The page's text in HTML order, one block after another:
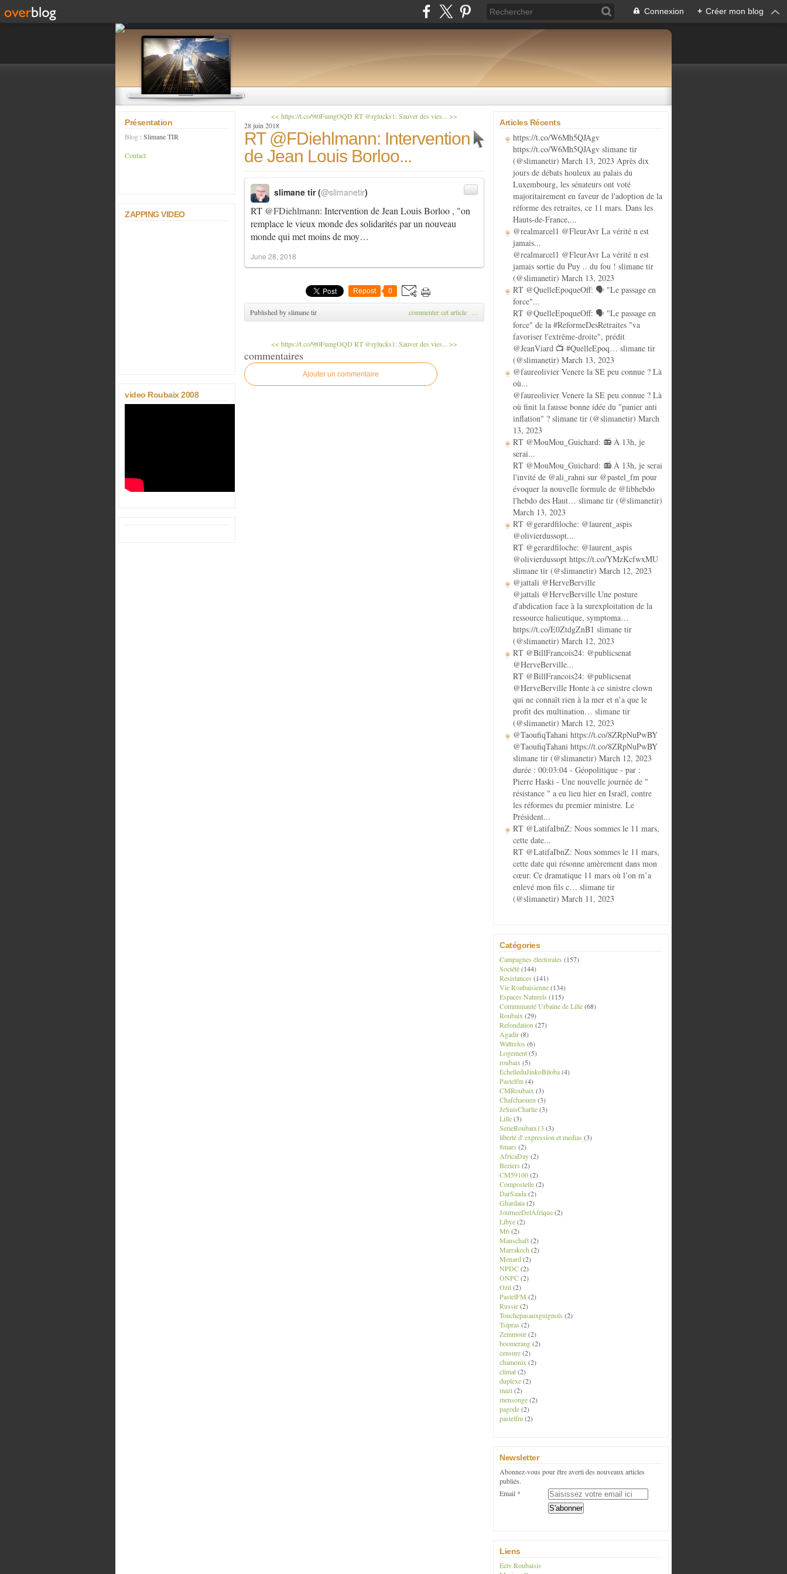
Connexion + Créer mon blog
Présentation
Blog : Slimane TIR
Contact
ZAPPING VIDEO
video Roubaix 2008
<< https://t.co/9t0FumgOQD RT @rglucks1: Sauver des vies... >>
28 juin 2018
RT @FDiehlmann: Intervention
de Jean Louis Borloo...
RT @FDiehlmann: Intervention de Jean Louis Borloo , "on
remplace le vieux monde des solidarités par un nouveau
monde qui met moins de moy…
slimane tir (@slimanetir)
June 28, 2018
Repost 0
Published by slimane tir commenter cet article …
<< https://t.co/9t0FumgOQD RT @rglucks1: Sauver des vies... >>
commentaires
Ajouter un commentaire
Articles Récents
https://t.co/W6Mh5QJAgv
https://t.co/W6Mh5QJAgv slimane tir
(@slimanetir) March 13, 2023 Après dix
jours de débats houleux au palais du
Luxembourg, les sénateurs ont voté
majoritairement en faveur de l'adoption de la
réforme des retraites, ce 11 mars. Dans les
Hauts-de-France,...
@realmarcel1 @FleurAvr La vérité n est
jamais...
@realmarcel1 @FleurAvr La vérité n est
jamais sortie du Puy .. du fou ! slimane tir
(@slimanetir) March 13, 2023
RT @QuelleEpoqueOff: 🗣️ "Le passage en
force"...
RT @QuelleEpoqueOff: 🗣️ "Le passage en
force" de la #ReformeDesRetraites "va
favoriser l'extrême-droite", prédit
@JeanViard 📺 #QuelleEpoq… slimane tir
(@slimanetir) March 13, 2023
@faureolivier Venere la SE peu connue ? Là
où...
@faureolivier Venere la SE peu connue ? Là
où finit la fausse bonne idée du "panier anti
inflation" ? slimane tir (@slimanetir) March
13, 2023
RT @MouMou_Guichard: 📻 À 13h, je
serai...
RT @MouMou_Guichard: 📻 À 13h, je serai
l'invité de @ali_rahni sur @pastel_fm pour
évoquer la nouvelle formule de @libhebdo
l'hebdo des Haut… slimane tir (@slimanetir)
March 13, 2023
RT @gerardfiloche: @laurent_aspis
@olivierdussopt...
RT @gerardfiloche: @laurent_aspis
@olivierdussopt https://t.co/YMzKcfwxMU
slimane tir (@slimanetir) March 12, 2023
@jattali @HerveBerville
@jattali @HerveBerville Une posture
d'abdication face à la surexploitation de la
ressource halieutique, symptoma…
https://t.co/E0ZtdgZnB1 slimane tir
(@slimanetir) March 12, 2023
RT @BillFrancois24: @publicsenat
@HerveBerville...
RT @BillFrancois24: @publicsenat
@HerveBerville Honte à ce sinistre clown
qui ne connaît rien à la mer et n’a que le
profit des multination… slimane tir
(@slimanetir) March 12, 2023
@TaoufiqTahani https://t.co/8ZRpNuPwBY
@TaoufiqTahani https://t.co/8ZRpNuPwBY
slimane tir (@slimanetir) March 12, 2023
durée : 00:03:04 - Géopolitique - par :
Pierre Haski - Une nouvelle journée de "
résistance " a eu lieu hier en Israël, contre
les réformes du premier ministre. Le
Président...
RT @LatifaIbnZ: Nous sommes le 11 mars,
cette date...
RT @LatifaIbnZ: Nous sommes le 11 mars,
cette date qui résonne amèrement dans mon
cœur. Ce dramatique 11 mars où l’on m’a
enlevé mon fils c… slimane tir
(@slimanetir) March 11, 2023
Catégories
Campagnes électorales (157)
Société(144)
Resistances (141)
Vie Roubaisienne(134)
Espaces Naturels (115)
Communauté Urbaine de Lille(68)
Roubaix (29)
Refondation (27)
Agadir(8)
Wattrelos (6)
Logement(5)
roubaix (5)
EchelleduJinkoBiloba(4)
Pastelfm(4)
CMRoubaix (3)
Chafchaouen (3)
JeSuisCharlie(3)
Lille(3)
SerieRoubaix13 (3)
liberté d' expression et medias (3)
8mars (2)
AfricaDay(2)
Beziers (2)
CM59100(2)
Compostelle(2)
DarSaada(2)
Ghardaia(2)
JourneeDelAfrique(2)
Libye(2)
M6(2)
Manschaft(2)
Marrakech (2)
Menard(2)
NPDC(2)
ONPC(2)
Ozil(2)
PastelFM (2)
Russie(2)
Touchepasauxguignols (2)
Tsipras (2)
Zemmour(2)
boomerang(2)
censure(2)
chamonix (2)
climat(2)
duplexe(2)
mazi(2)
mensonge(2)
pagode(2)
pastelfm(2)
Newsletter
Abonnez-vous pour être averti des nouveaux articles
publiés.
Email
Liens
Eelv Roubaisis